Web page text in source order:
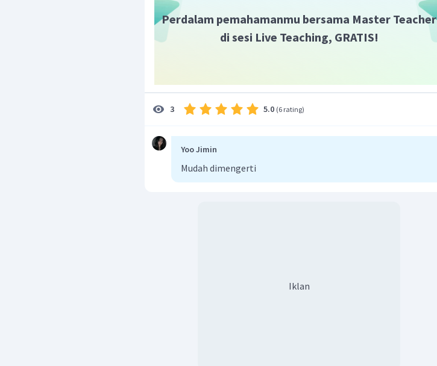
Perdalam pemahamanmu bersama Master Teacher
di sesi Live Teaching, GRATIS!
3 5.0 (6 rating)
Yoo Jimin
Mudah dimengerti
Iklan